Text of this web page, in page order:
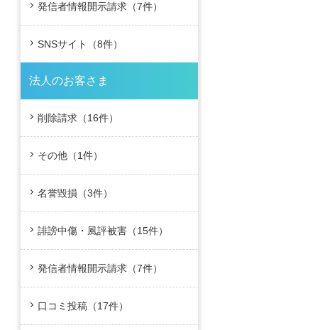
発信者情報開示請求（7件）
SNSサイト（8件）
法人のお客さま
削除請求（16件）
その他（1件）
名誉毀損（3件）
誹謗中傷・風評被害（15件）
発信者情報開示請求（7件）
口コミ投稿（17件）